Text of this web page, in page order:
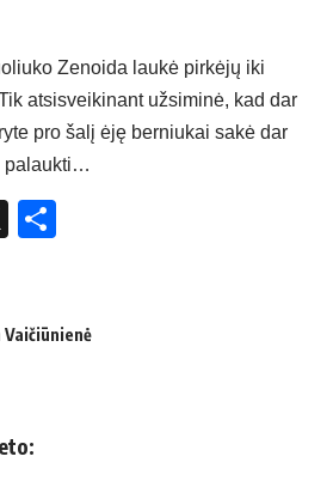
Zenoida laukė pirkėjų iki
atsisveikinant užsiminė, kad dar
pro šalį ėję berniukai sakė dar
palaukti…
X
Vaičiūnienė